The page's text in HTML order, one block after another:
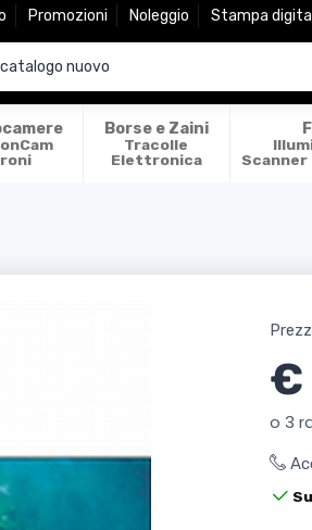
Promozioni Noleggio Stampa
Borse e Zaini
Tracolle
Elettronica
€